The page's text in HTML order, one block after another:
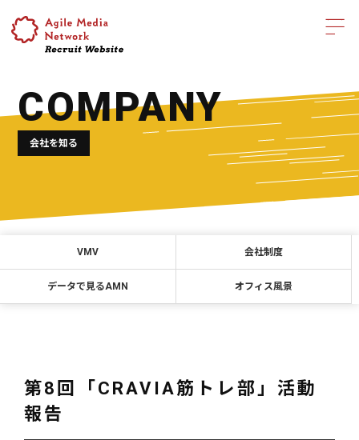
COMPANY
会社を知る
VMV 会社制度
データで見るAMN オフィス風景
第8回「CRAVIA筋トレ部」活動
報告